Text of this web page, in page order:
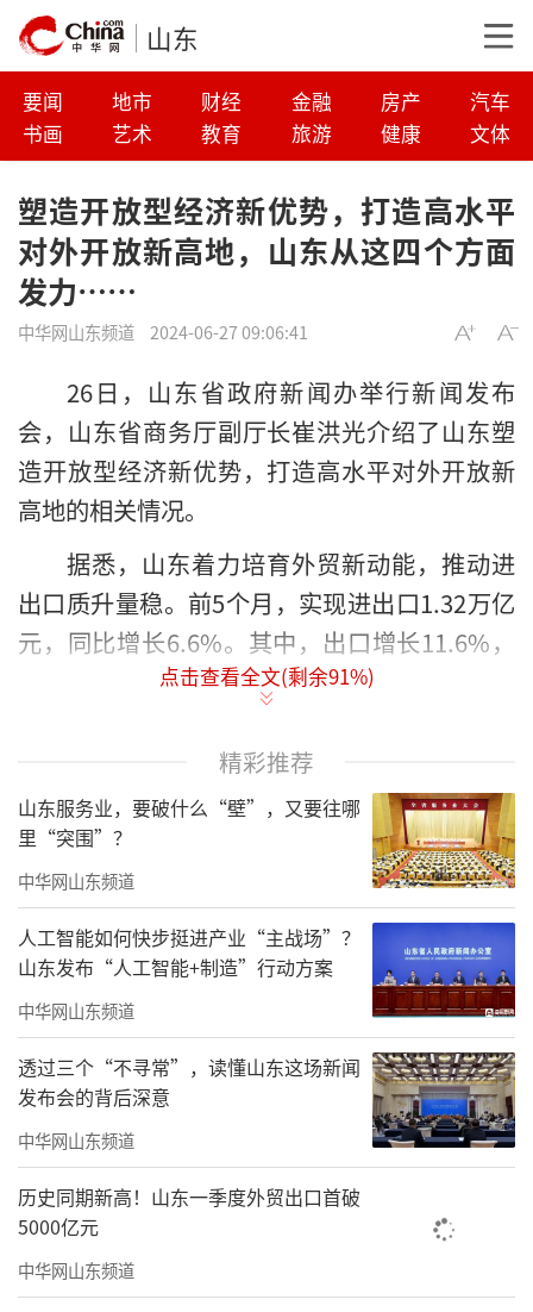
山东
要闻 地市 财经 金融 房产
汽车
书画
艺术 教育 旅游 健康 文体
塑造开放型经济新优势，打造高水平
对外开放新高地，山东从这四个方面
发力……
中华网山东频道 2024-06-27 09:06:41
26日，山东省政府新闻办举行新闻发布
会，山东省商务厅副厅长崔洪光介绍了山东塑
造开放型经济新优势，打造高水平对外开放新
高地的相关情况。
据悉，山东着力培育外贸新动能，推动进
出口质升量稳。前5个月，实现进出口1.32万亿
元，同比增长6.6%。其中，出口增长11.6%，
增速高于全国5.5个百分点。加力拓展新市场。
0余家企业参加市场开拓行动推进会、中亚“新
三样”专题对接会、国际精准采购节等境内外
展洽活动，帮助企业拓市场、增订单、提份
额。前5个月，山东省对共建“一带一路”国家
进出口增长9.2%，占全省比重58%。大力培育
新产品。积极推动山东省产业优势转化为贸易
优势，前5个月全省机电产品出口增长9.6%，其
中“新三样”增长57.4%，二手车增长55.2%。
持续壮大新业态。紧抓全域跨境电商综试区政
策机遇，实施跨境电商跃升行动，持续扩大市
场采购贸易规模，外贸新业态蓬勃发展。前5个
月全省跨境电商出口增长12.3%，市场采购出口
增长16.9%。
山东着力拓宽引资渠道，持续优化外资结
点击查看全文(剩余91%)
精彩推荐
山东服务业，要破什么“壁”，又要往哪
里“突围”？
中华网山东频道
人工智能如何快步挺进产业“主战场”？
山东发布“人工智能+制造”行动方案
中华网山东频道
透过三个“不寻常”，读懂山东这场新闻
发布会的背后深意
中华网山东频道
历史同期新高！山东一季度外贸出口首破
5000亿元
中华网山东频道